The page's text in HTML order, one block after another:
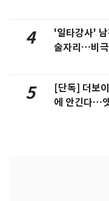
4
'일타강사'
술자리…비
5
[단독] 더보
에 안긴다…